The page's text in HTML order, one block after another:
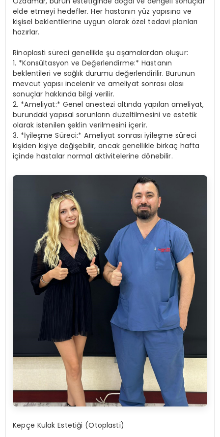
elde etmeyi hedefler. Her hastanın yüz yapısına ve
kişisel beklentilerine uygun olarak özel tedavi planları
hazırlar.
Rinoplasti süreci genellikle şu aşamalardan oluşur:
1. *Konsültasyon ve Değerlendirme:* Hastanın
beklentileri ve sağlık durumu değerlendirilir. Burunun
mevcut yapısı incelenir ve ameliyat sonrası olası
sonuçlar hakkında bilgi verilir.
2. *Ameliyat:* Genel anestezi altında yapılan ameliyat,
burundaki yapısal sorunların düzeltilmesini ve estetik
olarak istenilen şeklin verilmesini içerir.
3. *İyileşme Süreci:* Ameliyat sonrası iyileşme süreci
kişiden kişiye değişebilir, ancak genellikle birkaç hafta
içinde hastalar normal aktivitelerine dönebilir.
Kepçe Kulak Estetiği (Otoplasti)